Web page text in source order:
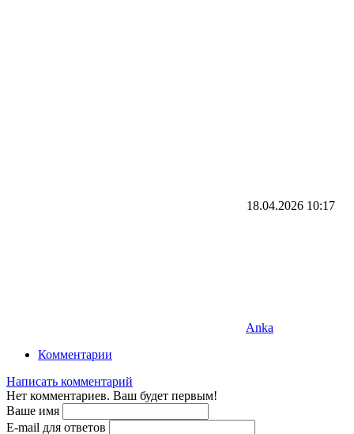
18.04.2026 10:17
Anka
Комментарии
Написать комментарий
Нет комментариев. Ваш будет первым!
Ваше имя
E-mail для ответов